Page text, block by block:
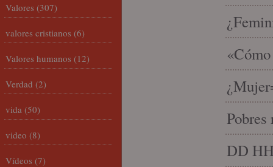
DD
Valores (307)
valores cristianos (6)
Valores humanos (12)
Verdad (2)
vida (50)
video (8)
Vídeos (7)